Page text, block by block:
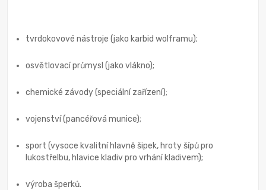
tvrdokovové nástroje (jako karbid wolframu);
osvětlovací průmysl (jako vlákno);
chemické závody (speciální zařízení);
vojenství (pancéřová munice);
sport (vysoce kvalitní hlavně šipek, hroty šípů pro
lukostřelbu, hlavice kladiv pro vrhání kladivem);
výroba šperků.